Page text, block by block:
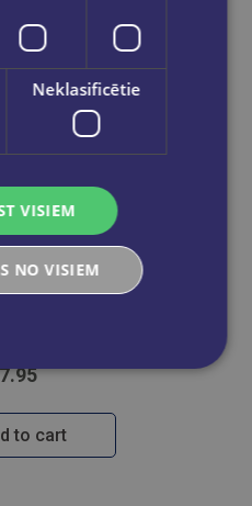
to cart
Neklasificētie
VISIEM
NO VISIEM